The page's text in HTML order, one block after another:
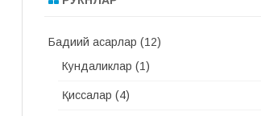
Бадиий асарлар (12)
Кундаликлар (1)
Қиссалар (4)